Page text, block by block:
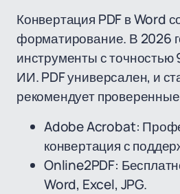
Конвертация PDF в Word
форматирование. В 2026
инструменты с точностью
ИИ. PDF универсален, и
рекомендует
Adobe Acrobat:
конвертация с
Online2PDF:
Word, Excel, JPG.